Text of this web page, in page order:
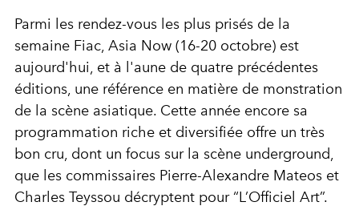
Parmi les rendez-vous les plus prisés de la
semaine Fiac, Asia Now (16-20 octobre) est
aujourd'hui, et à l'aune de quatre précédentes
éditions, une référence en matière de monstration
de la scène asiatique. Cette année encore sa
programmation riche et diversifiée offre un très
bon cru, dont un focus sur la scène underground,
que les commissaires Pierre-Alexandre Mateos et
Charles Teyssou décryptent pour “L’Officiel Art”.